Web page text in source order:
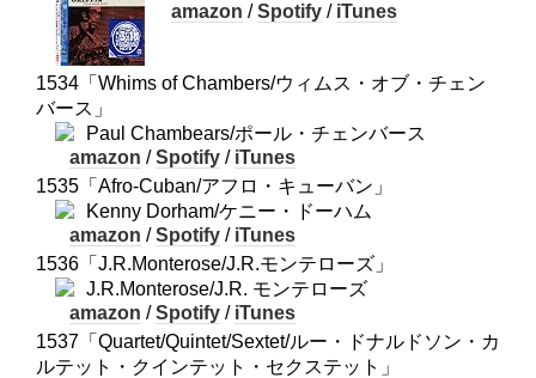
amazon /Spotify / iTunes
1534「Whims of Chambers/ウィムス・オブ・チェン
バース」
Paul Chambears/ポール・チェンバース
amazon /Spotify / iTunes
1535「Afro-Cuban/アフロ・キューバン」
Kenny Dorham/ケニー・ドーハム
amazon /Spotify / iTunes
1536「J.R.Monterose/J.R.モンテローズ」
J.R.Monterose/J.R. モンテローズ
amazon /Spotify / iTunes
1537「Quartet/Quintet/Sextet/ルー・ドナルドソン・カ
ルテット・クインテット・セクステット」